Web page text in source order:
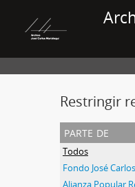
Restringir
parte de
Todos
Fondo José